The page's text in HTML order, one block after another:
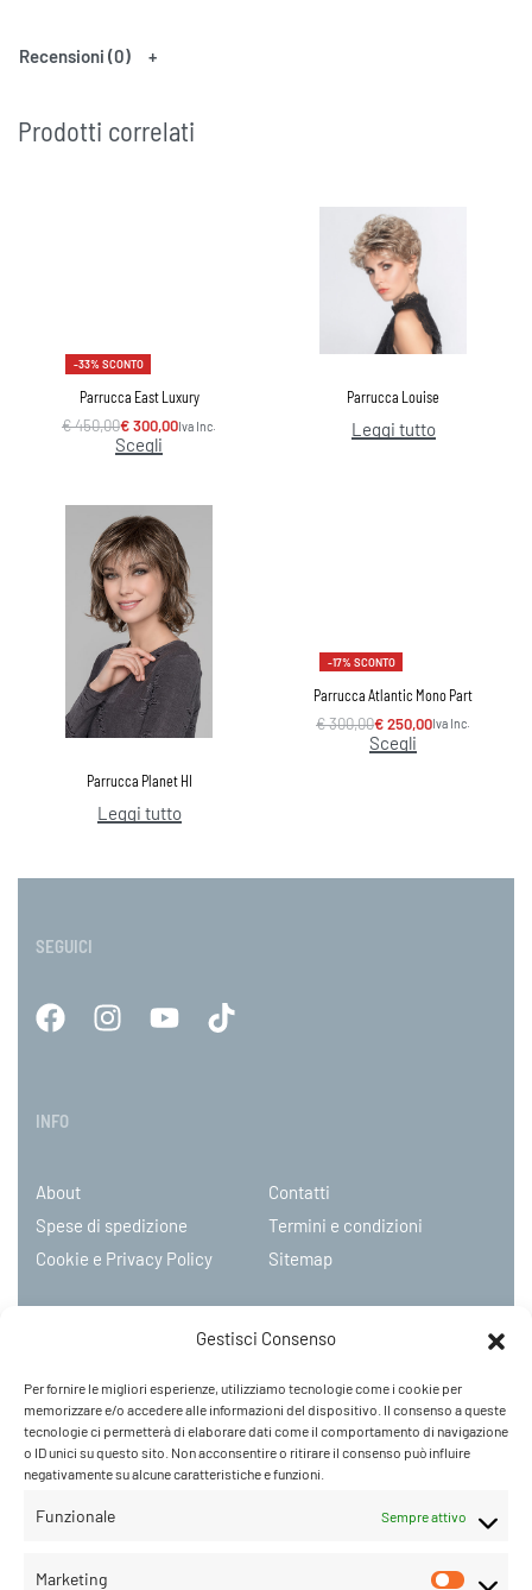
Gestisci Consenso
Per fornire le migliori esperienze, utilizziamo tecnologie come i cookie per
memorizzare e/o accedere alle informazioni del dispositivo. Il consenso a queste
tecnologie ci permetterà di elaborare dati come il comportamento di navigazione
o ID unici su questo sito. Non acconsentire o ritirare il consenso può influire
negativamente su alcune caratteristiche e funzioni.
Funzionale Sempre attivo
Marketing
Recensioni (0)
Prodotti correlati
-33% SCONTO
Parrucca East Luxury
€450,00€300,00Iva Inc.
Scegli
Parrucca Louise
Leggi tutto
Parrucca Planet HI
Leggi tutto
-17% SCONTO
Parrucca Atlantic Mono Part
€300,00€250,00Iva Inc.
Scegli
SEGUICI
INFO
About
Contatti
Spese di spedizione
Termini e condizioni
Cookie e Privacy Policy
Sitemap
PARRUCCHE ONLINE
P.IVA 08790130960
C.so Mazzini 31, NOVARA – Italy
Tel: +39 0321 659378 / 393229
info@parruccheonline.com